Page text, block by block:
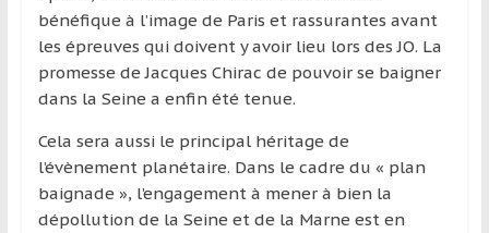
de
sport,
qui
se
en
France
bénéfique à l’image de Paris et rassurantes avant
les épreuves qui doivent y avoir lieu lors des JO. La
promesse de Jacques Chirac de pouvoir se baigner
dans la Seine a enfin été tenue.
Cela sera aussi le principal héritage de
l’évènement planétaire. Dans le cadre du « plan
baignade », l’engagement à mener à bien la
dépollution de la Seine et de la Marne est en